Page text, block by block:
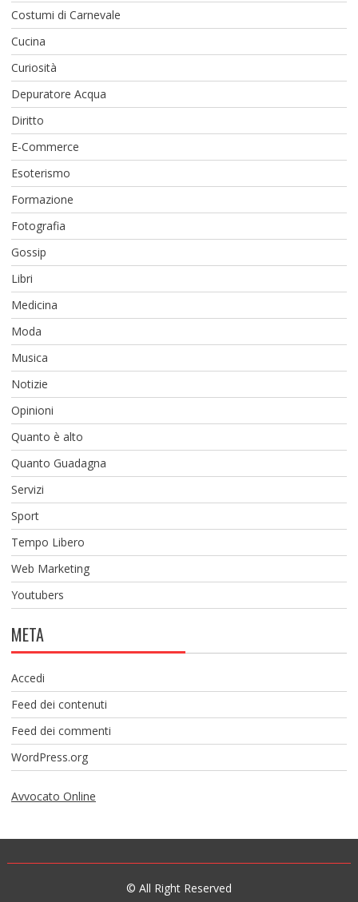
Costumi di Carnevale
Cucina
Curiosità
Depuratore Acqua
Diritto
E-Commerce
Esoterismo
Formazione
Fotografia
Gossip
Libri
Medicina
Moda
Musica
Notizie
Opinioni
Quanto è alto
Quanto Guadagna
Servizi
Sport
Tempo Libero
Web Marketing
Youtubers
META
Accedi
Feed dei contenuti
Feed dei commenti
WordPress.org
Avvocato Online
© All Right Reserved